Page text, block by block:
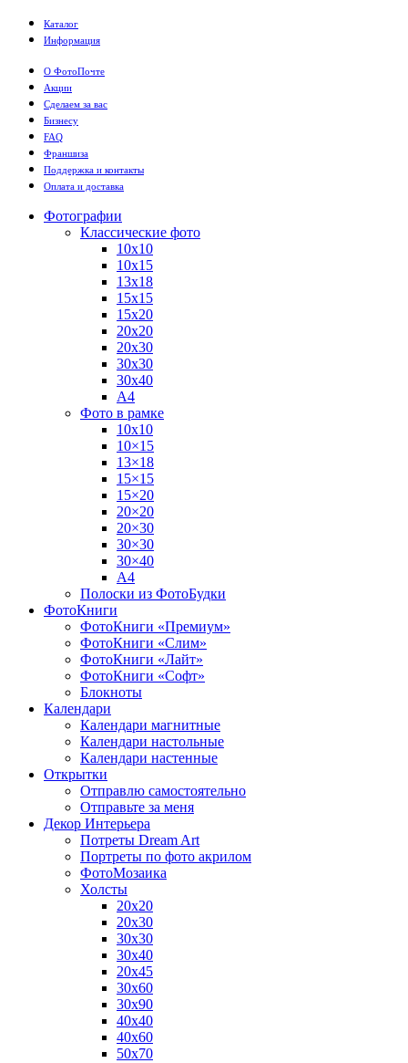
Каталог
Информация
О ФотоПочте
Акции
Сделаем за вас
Бизнесу
FAQ
Франшиза
Поддержка и контакты
Оплата и доставка
Фотографии
Классические фото
10х10
10х15
13х18
15х15
15х20
20х20
20х30
30х30
30х40
А4
Фото в рамке
10х10
10×15
13×18
15×15
15×20
20×20
20×30
30×30
30×40
A4
Полоски из ФотоБудки
ФотоКниги
ФотоКниги «Премиум»
ФотоКниги «Слим»
ФотоКниги «Лайт»
ФотоКниги «Софт»
Блокноты
Календари
Календари магнитные
Календари настольные
Календари настенные
Открытки
Отправлю самостоятельно
Отправьте за меня
Декор Интерьера
Потреты Dream Art
Портреты по фото акрилом
ФотоМозаика
Холсты
20х20
20х30
30х30
30х40
20х45
30х60
30х90
40х40
40х60
50х70